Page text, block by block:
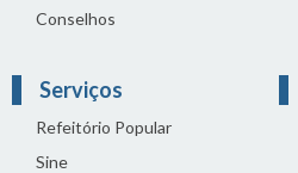
Conselhos
Serviços
Refeitório Popular
Sine